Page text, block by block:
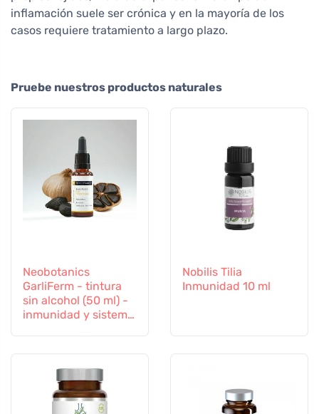
inflamación suele ser crónica y en la mayoría de los
casos requiere tratamiento a largo plazo.
Pruebe nuestros productos naturales
Neobotanics
GarliFerm - tintura
sin alcohol (50 ml) -
inmunidad y sistema
Nobilis Tilia
Inmunidad 10 ml